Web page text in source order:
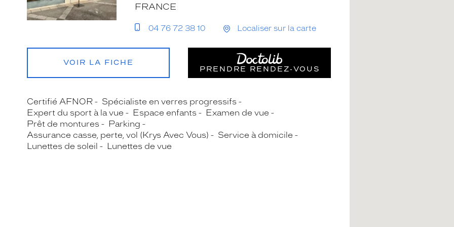
FRANCE
04 76 72 38 10 Localiser sur la carte
VOIR LA FICHE
PRENDRE RENDEZ‑VOUS
Certifié AFNOR
Spécialiste en verres progressifs
Expert du sport à la vue
Espace enfants
Examen de vue
Prêt de montures
Parking
Assurance casse, perte, vol (Krys Avec Vous)
Service à domicile
Lunettes de soleil
Lunettes de vue